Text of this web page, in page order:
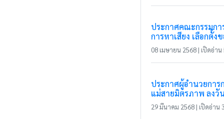
ประกาศคณะกรรมก
การหาเสียง เลือกตั้
08 เมษายน 2568 | เปิดอ่าน
ประกาศผู้อำนวยการ
แม่สายมิตรภาพ ลงวั
29 มีนาคม 2568 | เปิดอ่าน